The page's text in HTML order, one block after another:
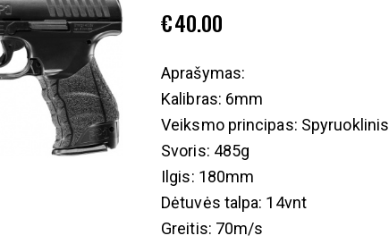
€40.00
Aprašymas:
Kalibras: 6mm
Veiksmo principas: Spyruoklinis
Svoris: 485g
Ilgis: 180mm
Dėtuvės talpa: 14vnt
Greitis: 70m/s